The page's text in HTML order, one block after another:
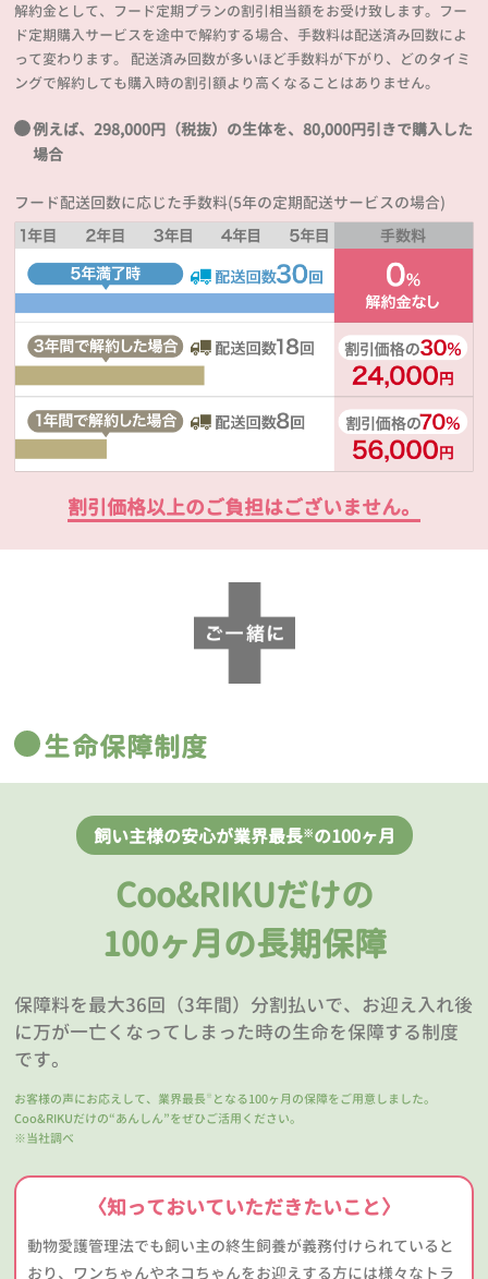
解約金として、フード定期プランの割引相当額をお受け致します。フー
ド定期購入サービスを途中で解約する場合、手数料は配送済み回数によ
って変わります。 配送済み回数が多いほど手数料が下がり、どのタイミ
ングで解約しても購入時の割引額より高くなることはありません。
例えば、298,000円（税抜）の生体を、80,000円引きで購入した
場合
フード配送回数に応じた手数料(5年の定期配送サービスの場合)
割引価格以上のご負担はございません。
生命保障制度
飼い主様の安心が業界最長※の100ヶ月
Coo&RIKUだけの
100ヶ月の長期保障
保障料を最大36回（3年間）分割払いで、お迎え入れ後
に万が一亡くなってしまった時の生命を保障する制度
です。
お客様の声にお応えして、業界最長 ※ となる100ヶ月の保障をご用意しました。
Coo&RIKUだけの“あんしん”をぜひご活用ください。
※当社調べ
〈知っておいていただきたいこと〉
動物愛護管理法でも飼い主の終生飼養が義務付けられていると
おり、ワンちゃんやネコちゃんをお迎えする方には様々なトラ